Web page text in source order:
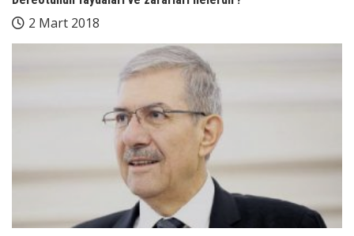
2 Mart 2018